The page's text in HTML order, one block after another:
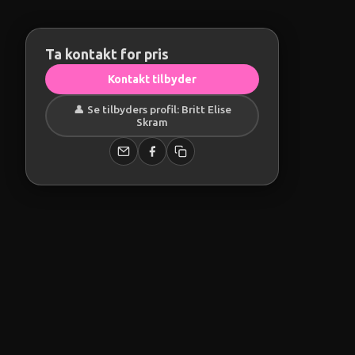
Ta kontakt for pris
Kontakt tilbyder
👤 Se tilbyders profil: Britt Elise
Skram